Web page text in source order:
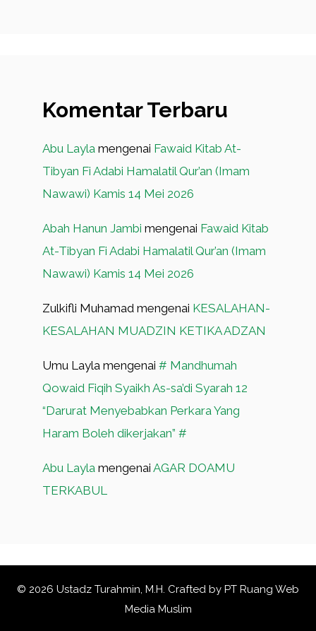
Komentar Terbaru
Abu Layla mengenai Fawaid Kitab At-
Tibyan Fi Adabi Hamalatil Qur’an (Imam
Nawawi) Kamis 14 Mei 2026
Abah Hanun Jambi mengenai Fawaid Kitab
At-Tibyan Fi Adabi Hamalatil Qur’an (Imam
Nawawi) Kamis 14 Mei 2026
Zulkifli Muhamad mengenai KESALAHAN-
KESALAHAN MUADZIN KETIKA ADZAN
Umu Layla mengenai # Mandhumah
Qowaid Fiqih Syaikh As-sa’di Syarah 12
“Darurat Menyebabkan Perkara Yang
Haram Boleh dikerjakan” #
Abu Layla mengenai AGAR DOAMU
TERKABUL
© 2026 Ustadz Turahmin, M.H. Crafted by PT Ruang Web
Media Muslim